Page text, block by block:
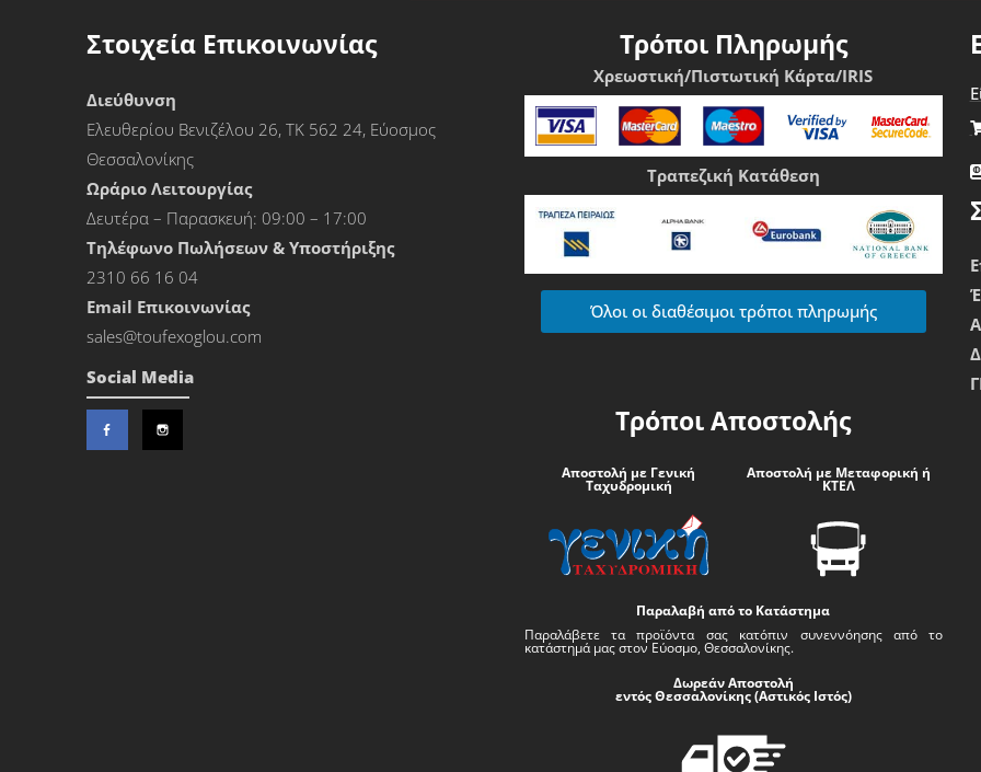
Στοιχεία Επικοινωνίας
Διεύθυνση
Ελευθερίου Βενιζέλου 26, ΤΚ 562 24, Εύοσμος
Θεσσαλονίκης
Ωράριο Λειτουργίας
Δευτέρα – Παρασκευή: 09:00 – 17:00
Τηλέφωνο Πωλήσεων & Υποστήριξης
2310 66 16 04
Εmail Επικοινωνίας
sales@toufexoglou.com
Social Media
Τρόποι Πληρωμής
Χρεωστική/Πιστωτική Κάρτα/IRIS
Τραπεζική Κατάθεση
Όλοι οι διαθέσιμοι τρόποι πληρωμής
Τρόποι Αποστολής
Αποστολή με Γενική
Ταχυδρομική
Αποστολή με Μεταφορική ή
ΚΤΕΛ
Παραλαβή από το Κατάστημα
Παραλάβετε τα προϊόντα σας κατόπιν συνεννόησης από το
κατάστημά μας στον Εύοσμο, Θεσσαλονίκης.
Δωρεάν Αποστολή
εντός Θεσσαλονίκης (Αστικός Ιστός)